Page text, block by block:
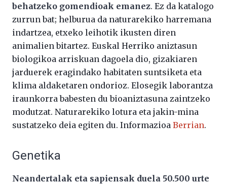
behatzeko gomendioak emanez. Ez da katalogo
zurrun bat; helburua da naturarekiko harremana
indartzea, etxeko leihotik ikusten diren
animalien bitartez. Euskal Herriko aniztasun
biologikoa arriskuan dagoela dio, gizakiaren
jarduerek eragindako habitaten suntsiketa eta
klima aldaketaren ondorioz. Elosegik laborantza
iraunkorra babesten du bioaniztasuna zaintzeko
modutzat. Naturarekiko lotura eta jakin-mina
sustatzeko deia egiten du. Informazioa Berrian.
Genetika
Neandertalak eta sapiensak duela 50.500 urte